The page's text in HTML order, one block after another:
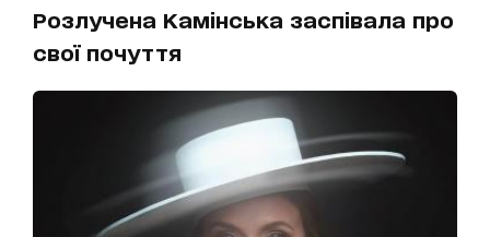
Розлучена Камінська заспівала про
свої почуття